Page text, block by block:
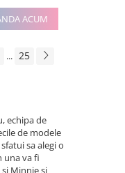
ACUM
... 25
echipa de
de modele
sa alegi o
una va fi
Minnie si